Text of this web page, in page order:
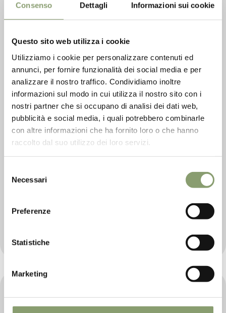
Consenso Dettagli Informazioni sui cookie
Questo sito web utilizza i cookie
Utilizziamo i cookie per personalizzare contenuti ed
annunci, per fornire funzionalità dei social media e per
analizzare il nostro traffico. Condividiamo inoltre
informazioni sul modo in cui utilizza il nostro sito con i
nostri partner che si occupano di analisi dei dati web,
pubblicità e social media, i quali potrebbero combinarle
con altre informazioni che ha fornito loro o che hanno
raccolto dal suo utilizzo dei loro servizi.
delNecessari
Preferenze
Statistiche
Marketing
Olio Extra Vergine di Oliva